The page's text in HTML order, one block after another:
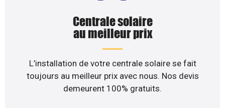
Centrale solaire
au meilleur prix
L’installation de votre centrale solaire se fait
toujours au meilleur prix avec nous. Nos devis
demeurent 100% gratuits.